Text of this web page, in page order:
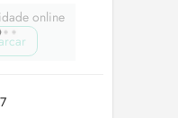
online